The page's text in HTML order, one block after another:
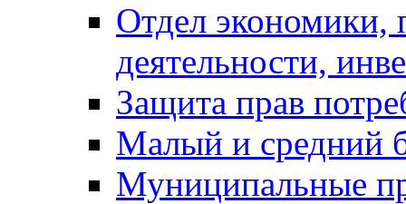
Отдел экономики,
деятельности,
Защита прав
Малый и средний
Муниципальные